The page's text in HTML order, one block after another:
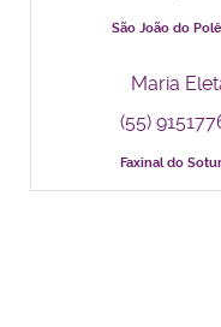
São João do
Maria
(55)
Faxinal do